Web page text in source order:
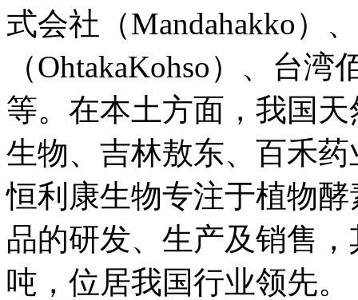
式会社（Mandahakko）
（OhtakaKohso）、台
等。在本土方面，我国
生物、吉林敖东、百禾
恒利康生物专注于植物
品的研发、生产及销售
吨，位居我国行业领先。